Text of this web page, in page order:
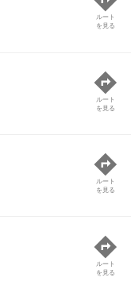
ルート
を見る
ルート
を見る
ルート
を見る
ルート
を見る